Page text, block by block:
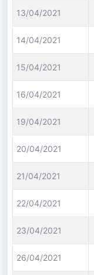
13/04/2021
14/04/2021
15/04/2021
16/04/2021
19/04/2021
20/04/2021
21/04/2021
22/04/2021
23/04/2021
26/04/2021